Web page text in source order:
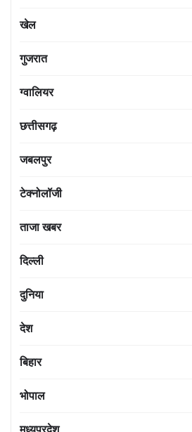
खेल
गुजरात
ग्वालियर
छत्तीसगढ़
जबलपुर
टेक्नोलॉजी
ताजा खबर
दिल्ली
दुनिया
देश
बिहार
भोपाल
मध्यप्रदेश